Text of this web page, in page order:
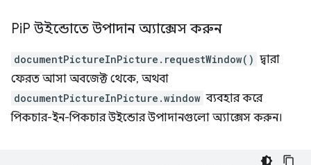
PiP উইন্ডোতে উপাদান অ্যাক্সেস করুন
documentPictureInPicture.requestWindow() দ্বারা
ফেরত আসা অবজেক্ট থেকে, অথবা
documentPictureInPicture.window ব্যবহার করে
পিকচার-ইন-পিকচার উইন্ডোর উপাদানগুলো অ্যাক্সেস করুন।